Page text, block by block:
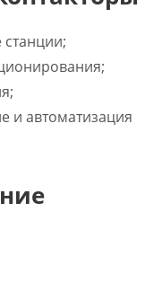
станции;
и автоматизация